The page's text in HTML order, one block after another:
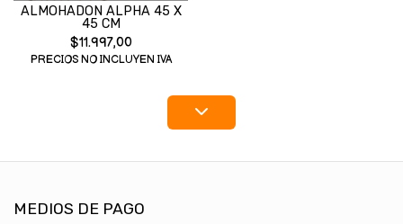
ALMOHADON ALPHA 45 X
45 CM
$11.997,00
PRECIOS NO INCLUYEN IVA
MEDIOS DE PAGO